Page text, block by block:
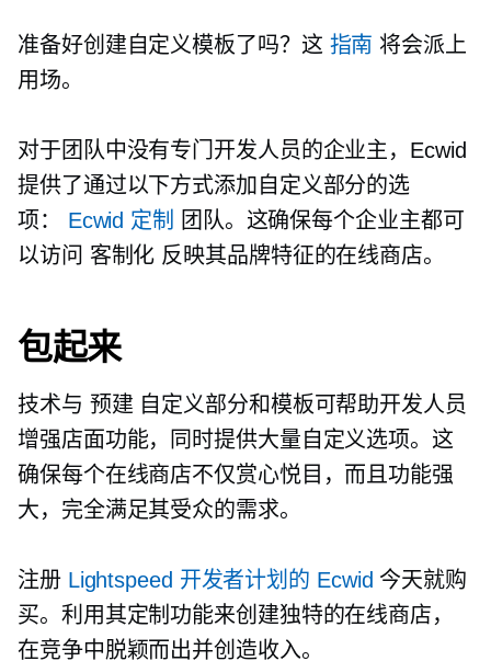
准备好创建自定义模板了吗？这 指南 将会派上
用场。
对于团队中没有专门开发人员的企业主，Ecwid
提供了通过以下方式添加自定义部分的选
项： Ecwid 定制
团队。这确保每个企业主都可
以访问 客制化 反映其品牌特征的在线商店。
包起来
技术与 预建 自定义部分和模板可帮助开发人员
增强店面功能，同时提供大量自定义选项。这
确保每个在线商店不仅赏心悦目，而且功能强
大，完全满足其受众的需求。
注册 Lightspeed 开发者计划的 Ecwid 今天就购
买。利用其定制功能来创建独特的在线商店，
在竞争中脱颖而出并创造收入。